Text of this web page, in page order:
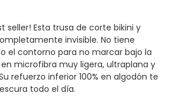
seller! Esta trusa de corte bikini y
invisible. No tiene
el contorno para no marcar bajo la
en microfibra muy ligera, ultraplana y
refuerzo inferior 100% en algodón te
todo el día.